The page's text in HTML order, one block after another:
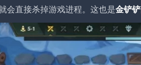
会直接杀掉游戏进程。这也是金铲